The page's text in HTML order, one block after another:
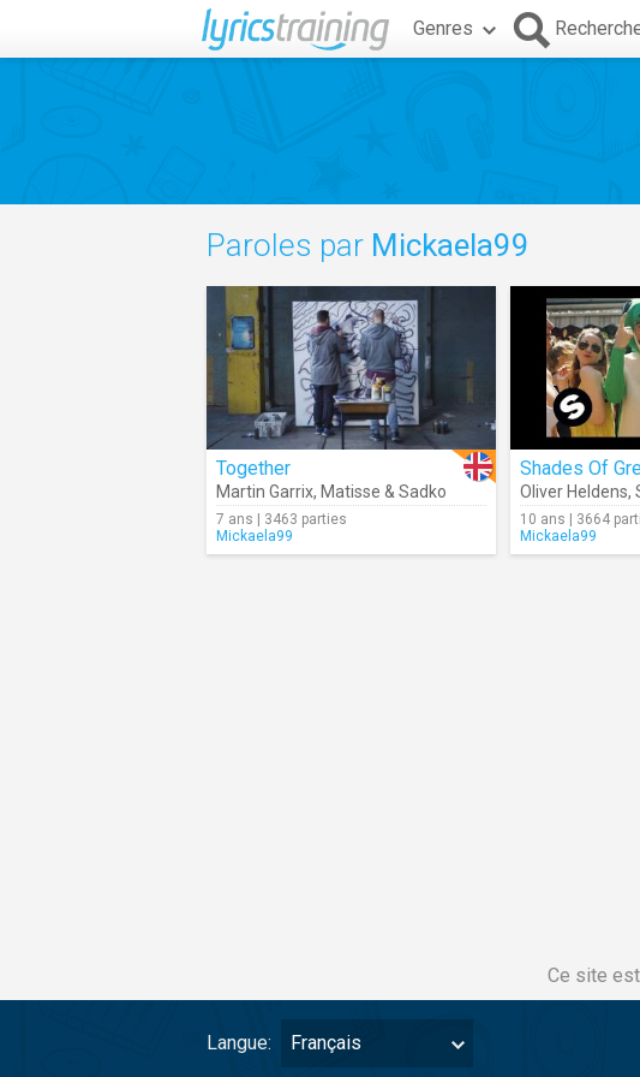
Genres
Paroles par Mickaela99
Together
Martin Garrix, Matisse & Sadko
7 ans | 3463 parties
Mickaela99
Shades Of
Oliver Heldens,
10 ans | 3664
Mickaela99
Ce site
Langue: Français